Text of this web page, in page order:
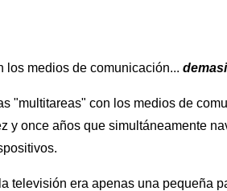
los medios de comunicación...
"multitareas" con los medios de
y once años que simultáneamente
televisión era apenas una pequeña